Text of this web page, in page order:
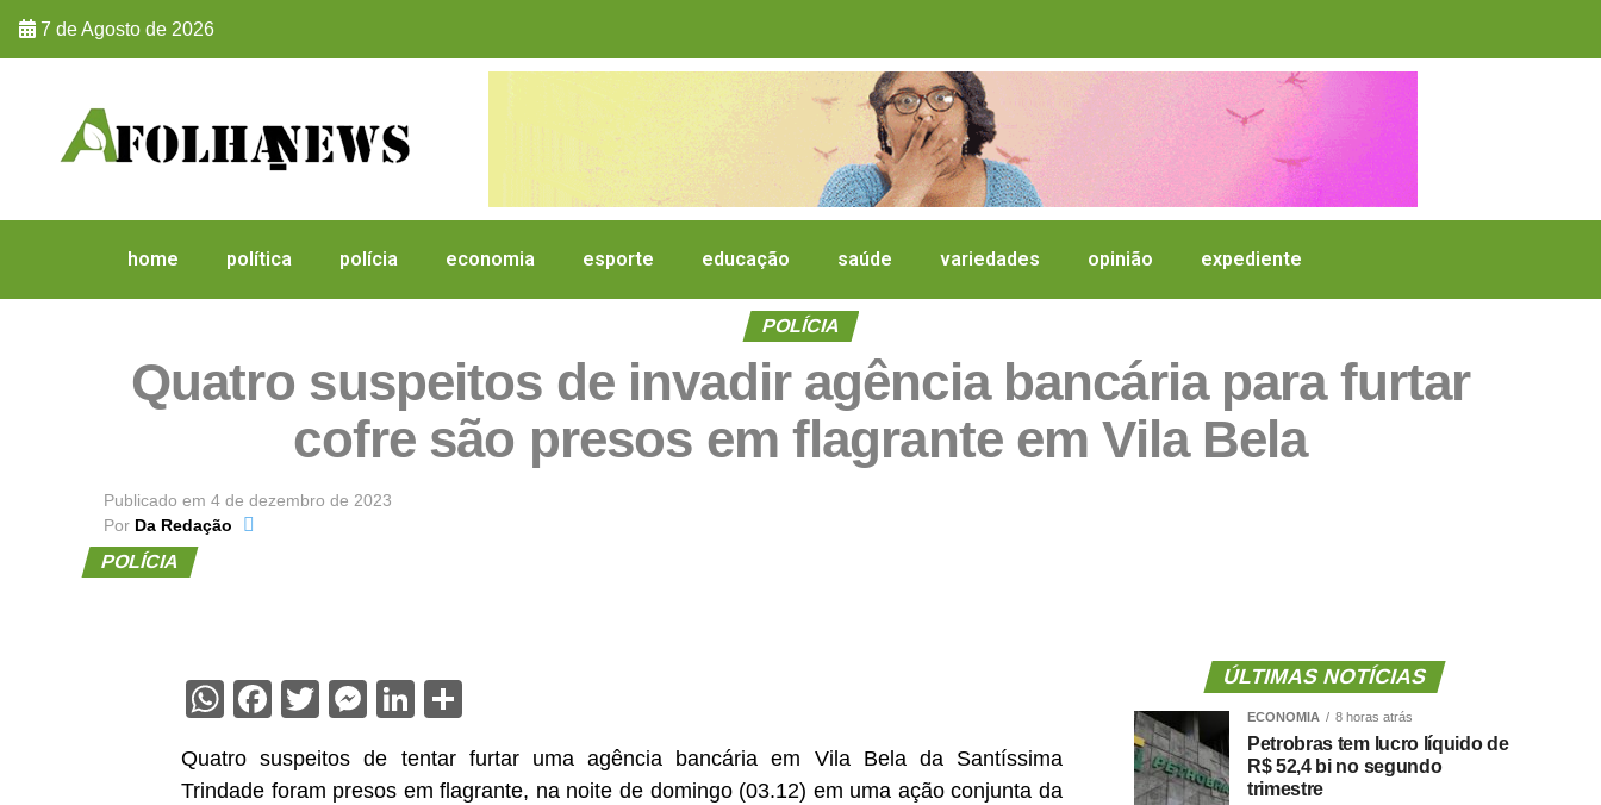
7 de Agosto de 2026
home política polícia economia esporte educação saúde variedades opinião expediente
POLÍCIA
Quatro suspeitos de invadir agência bancária para furtar
cofre são presos em flagrante em Vila Bela
Publicado em 4 de dezembro de 2023
Por Da Redação
POLÍCIA
WhatsApp
Facebook
TwitterMessenger
LinkedIn
Quatro suspeitos de tentar furtar uma agência bancária em Vila Bela da Santíssima
Trindade foram presos em flagrante, na noite de domingo (03.12) em uma ação conjunta da
ÚLTIMAS NOTÍCIAS
ECONOMIA 8 horas atrás
Petrobras tem lucro líquido de
R$ 52,4 bi no segundo
trimestre